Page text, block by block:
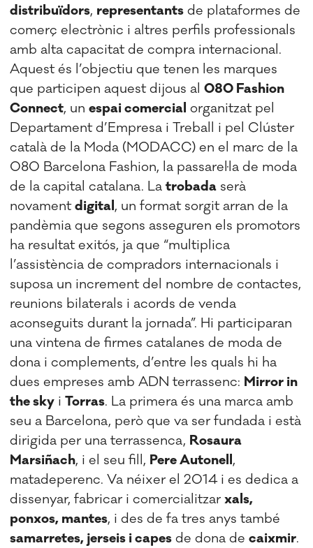
distribuïdors, representants de plataformes de
comerç electrònic i altres perfils professionals
amb alta capacitat de compra internacional.
Aquest és l’objectiu que tenen les marques
que participen aquest dijous al080 Fashion
Connect, unespai comercial organitzat pel
Departament d’Empresa i Treball i pel Clúster
català de la Moda (MODACC) en el marc de la
080 Barcelona Fashion, la passarel·la de moda
de la capital catalana. Latrobada serà
novamentdigital , un format sorgit arran de la
pandèmia que segons asseguren els promotors
ha resultat exitós, ja que “multiplica
l’assistència de compradors internacionals i
suposa un increment del nombre de contactes,
reunions bilaterals i acords de venda
aconseguits durant la jornada”. Hi participaran
una vintena de firmes catalanes de moda de
dona i complements, d’entre les quals hi ha
dues empreses amb ADN terrassenc: Mirror in
the sky iTorras. La primera és una marca amb
seu a Barcelona, però que va ser fundada i està
dirigida per una terrassenca, Rosaura
Marsiñach, i el seu fill, Pere Autonell ,
matadeperenc. Va néixer el 2014 i es dedica a
dissenyar, fabricar i comercialitzarxals,
ponxos, mantes, i des de fa tres anys també
samarretes, jerseis i capes de dona decaixmir.